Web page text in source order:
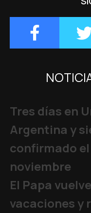
Tres días en
Argentina y
confirmado el
noviembre
El Papa
vacaciones y